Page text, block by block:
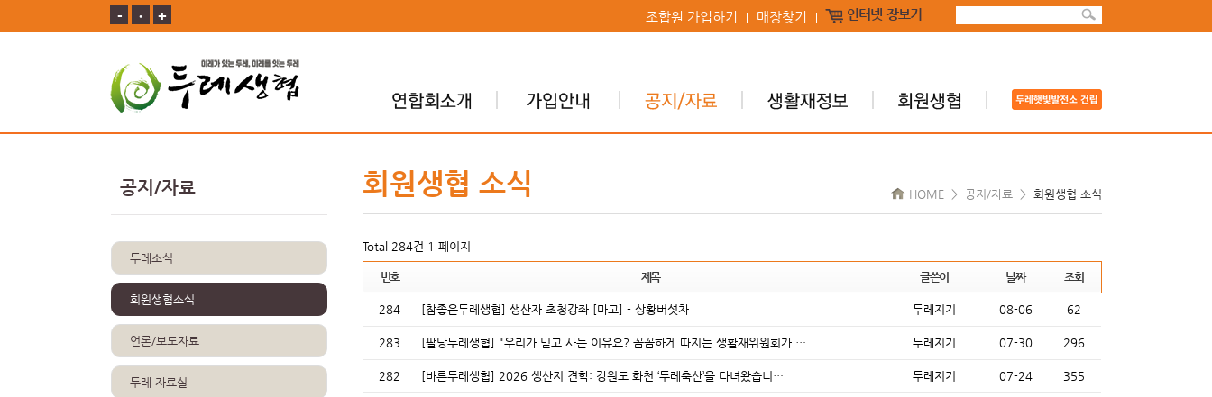
- ㆍ + 조합원 가입하기 매장찾기 인터넷 장보기
공지/자료
두레소식
회원생협소식
언론/보도자료
두레 자료실
회원생협 소식 HOME > 공지/자료 > 회원생협 소식
Total 284건 1 페이지
번호 제목 글쓴이 날짜 조회
284 [참좋은두레생협] 생산자 초청강좌 [마고] - 상황버섯차 두레지기 08-06 62
283 [팔당두레생협] "우리가 믿고 사는 이유요? 꼼꼼하게 따지는 생활재위원회가 … 두레지기 07-30 296
282 [바른두레생협] 2026 생산지 견학: 강원도 화천 ‘두레축산’을 다녀왔습니… 두레지기 07-24 355